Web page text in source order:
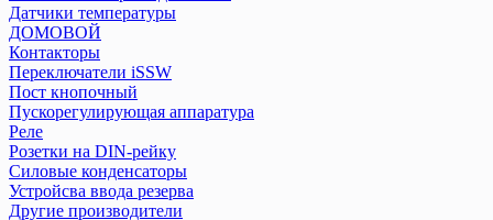
Переключатели iSSW
Пост кнопочный
Пускорегулирующая аппаратура
Реле
Розетки на DIN-рейку
Силовые конденсаторы
Устройсва ввода резерва
Другие производители
Датчики температуры
ДОМОВОЙ
Контакторы
Переключатели iSSW
Пост кнопочный
Пускорегулирующая аппаратура
Реле
Розетки на DIN-рейку
Силовые конденсаторы
Устройсва ввода резерва
Другие производители